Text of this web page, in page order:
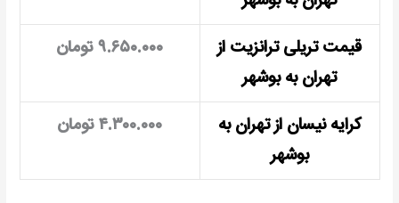
قیمت تریلی ترانزیت از
تهران به بوشهر
۹.۶۵۰.۰۰۰ تومان
کرایه نیسان از تهران به
بوشهر
۴.۳۰۰.۰۰۰ تومان